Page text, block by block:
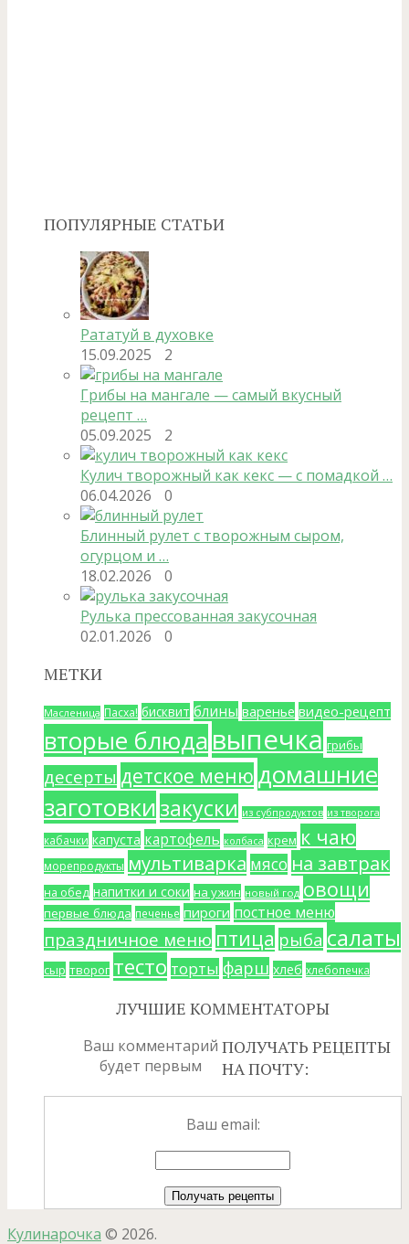
ПОПУЛЯРНЫЕ СТАТЬИ
Рататуй в духовке
15.09.2025
2
Грибы на мангале — самый вкусный
рецепт …
05.09.2025
2
Кулич творожный как кекс — с помадкой …
06.04.2026
0
Блинный рулет с творожным сыром,
огурцом и …
18.02.2026
0
Рулька прессованная закусочная
02.01.2026
0
МЕТКИ
Масленица Пасха! бисквит блины варенье видео-рецепт
вторые блюдавыпечка грибы
десерты детское меню домашние
заготовкизакуски из субпродуктов из творога
кабачки капуста картофель колбаса крем к чаю
морепродукты мультиварка мясо на завтрак
на обед напитки и соки на ужин новый год овощи
первые блюда печенье пироги постное меню
праздничное меню птица рыба салаты
сыр творог тесто торты фарш хлеб хлебопечка
ЛУЧШИЕ КОММЕНТАТОРЫ
Ваш комментарий
будет первым
ПОЛУЧАТЬ РЕЦЕПТЫ
НА ПОЧТУ:
Ваш email:
Кулинарочка © 2026.